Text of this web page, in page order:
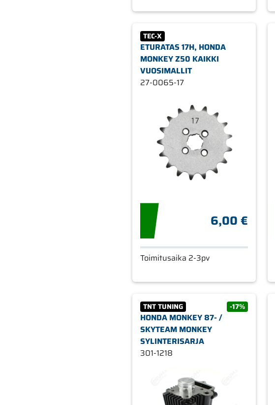
TEC-X
ETURATAS 17H, HONDA
MONKEY Z50 KAIKKI
VUOSIMALLIT
27-0065-17
6,00 €
Toimitusaika 2-3pv
TNT TUNING -17%
HONDA MONKEY 87- /
SKYTEAM MONKEY
SYLINTERISARJA
301-1218